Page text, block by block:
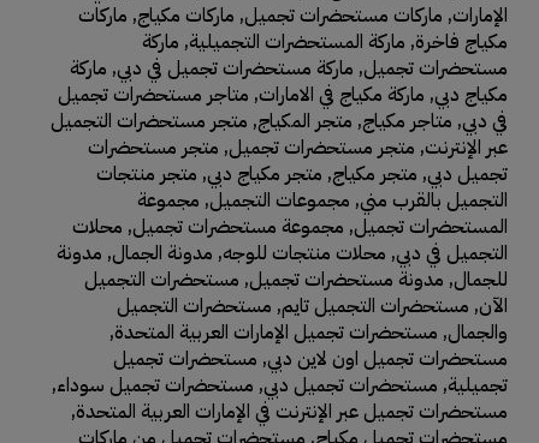
الإمارات, ماركات مستحضرات تجميل, ماركات مكياج, ماركات
مكياج فاخرة, ماركة المستحضرات التجميلية, ماركة
مستحضرات تجميل, ماركة مستحضرات تجميل في دبي, ماركة
مكياج دبي, ماركة مكياج في الامارات, متاجر مستحضرات تجميل
في دبي, متاجر مكياج, متجر المكياج, متجر مستحضرات التجميل
عبر الإنترنت, متجر مستحضرات تجميل, متجر مستحضرات
تجميل دبي, متجر مكياج, متجر مكياج دبي, متجر منتجات
التجميل بالقرب مني, مجموعات التجميل, مجموعة
المستحضرات تجميل, مجموعة مستحضرات تجميل, محلات
التجميل في دبي, محلات منتجات للوجه, مدونة الجمال, مدونة
للجمال, مدونة مستحضرات تجميل, مستحضرات التجميل
الآن, مستحضرات التجميل تايم, مستحضرات التجميل
والجمال, مستحضرات تجميل الإمارات العربية المتحدة,
مستحضرات تجميل اون لاين دبي, مستحضرات تجميل
تجميلية, مستحضرات تجميل دبي, مستحضرات تجميل سوداء,
مستحضرات تجميل عبر الإنترنت في الإمارات العربية المتحدة,